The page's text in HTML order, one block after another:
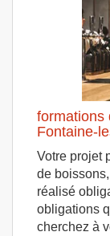
formations
Fontaine-
Votre projet
de
réalisé
obligations
cherchez à